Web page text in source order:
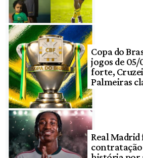
Copa do
jogos de 05/
forte,
Palmeiras
Real Madrid
contratação